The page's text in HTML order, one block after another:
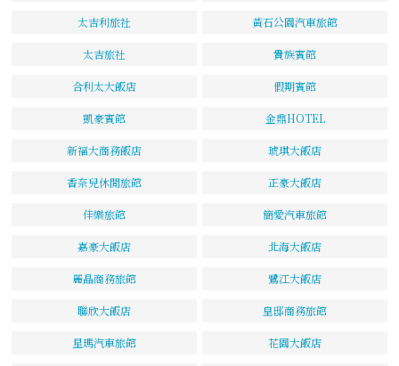
太吉利旅社 黃石公園汽車旅館
太吉旅社 貴族賓館
合利太大飯店 假期賓館
凱豪賓館 金鼎HOTEL
新福大商務飯店 琥琪大飯店
香奈兒休閒旅館 正豪大飯店
佳樂旅館 簡愛汽車旅館
嘉豪大飯店 北海大飯店
麗晶商務旅館 鷺江大飯店
聯欣大飯店 皇邸商務旅館
星瑪汽車旅館 花園大飯店